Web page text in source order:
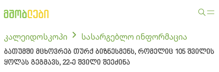
კალეიდოსკოპი სასარგებლო ინფორმაცია
ბათუმში მცხოვრებ თურქ ბიზნესმენს, რომელიც 105 შვილის
ყოლას გეგმავს, 22-ე შვილი შეეძინა